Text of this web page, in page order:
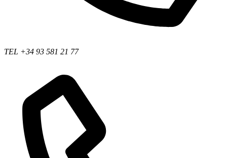
TEL +34 93 581 21 77